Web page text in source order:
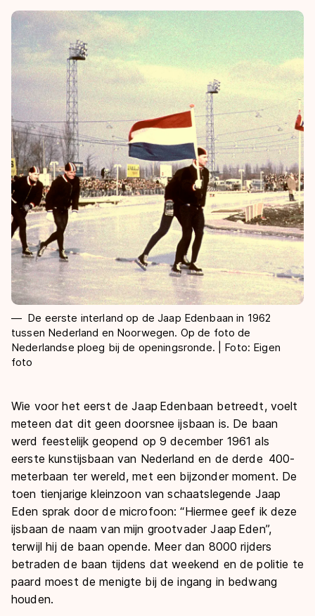
Tickets
Livestreams
Word schaatsfan!
Winacties
Olympische Spelen
Medaille overzicht
Medaillespiegel
Olympische uitslagen
Van Jong tot Goud verhalen
De eerste interland op de Jaap Edenbaan in 1962
tussen Nederland en Noorwegen. Op de foto de
Nederlandse ploeg bij de openingsronde. | Foto: Eigen
foto
Wie voor het eerst de Jaap Edenbaan betreedt, voelt
meteen dat dit geen doorsnee ijsbaan is. De baan
werd feestelijk geopend op 9 december 1961 als
eerste kunstijsbaan van Nederland en de derde 400-
meterbaan ter wereld, met een bijzonder moment. De
toen tienjarige kleinzoon van schaatslegende Jaap
Eden sprak door de microfoon: “Hiermee geef ik deze
ijsbaan de naam van mijn grootvader Jaap Eden”,
terwijl hij de baan opende. Meer dan 8000 rijders
betraden de baan tijdens dat weekend en de politie te
paard moest de menigte bij de ingang in bedwang
houden.